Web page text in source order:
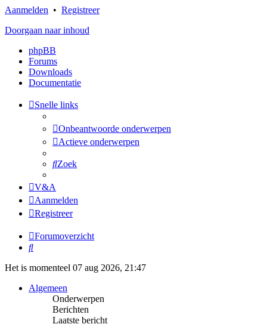
Aanmelden • Registreer
Doorgaan naar inhoud
phpBB
Forums
Downloads
Documentatie
Snelle links
Onbeantwoorde onderwerpen
Actieve onderwerpen
Zoek
V&A
Aanmelden
Registreer
Forumoverzicht
Zoek
Het is momenteel 07 aug 2026, 21:47
Algemeen
Onderwerpen
Berichten
Laatste bericht